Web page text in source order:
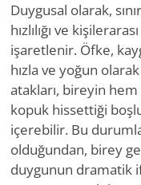
Duygusal olarak,
hızlılığı ve
işaretlenir. Öfke,
hızla ve yoğun
atakları, bireyin
kopuk hissettiği
içerebilir. Bu
olduğundan, birey
duygunun dramatik